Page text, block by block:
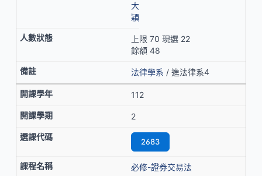
大
穎
上限 70 現選 22
餘額 48
法律學系 / 進法律系4
112
2
2683
必修-證券交易法